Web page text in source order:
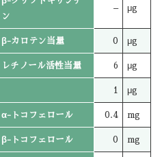
ン
– μg
β-カロテン当量 0 μg
レチノール活性当量 6 μg
1 μg
α-トコフェロール 0.4 mg
β-トコフェロール 0 mg